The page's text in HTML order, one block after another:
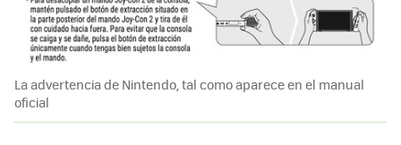
La advertencia de Nintendo, tal como aparece en el manual
oficial